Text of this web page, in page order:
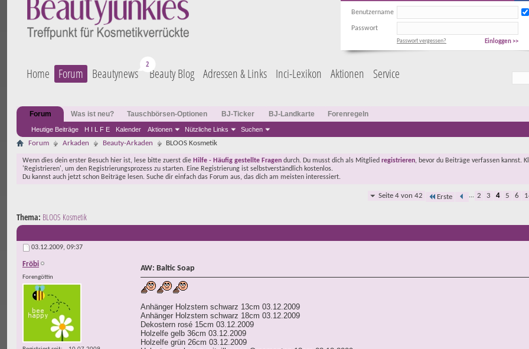
Benutzername
Passwort
Einloggen >>
Passwort vergessen?
Home Forum Beautynews Beauty Blog Adressen & Links Inci-Lexikon Aktionen Service
Forum
Heutige Beiträge H I L F E Kalender Aktionen Nützliche Links Suchen
Was ist neu? Tauschbörsen-Optionen BJ-Ticker BJ-Landkarte Forenregeln
Forum Arkaden Beauty-Arkaden BLOOS Kosmetik
Wenn dies dein erster Besuch hier ist, lese bitte zuerst die Hilfe - Häufig gestellte Fragen durch. Du musst dich als Mitglied registrieren, bevor du Beiträge verfassen kannst.
'Registrieren', um den Registrierungsprozess zu starten. Eine Registrierung ist selbstverständlich kostenlos.
Du kannst auch jetzt schon Beiträge lesen. Suche dir einfach das Forum aus, das dich am meisten interessiert.
Seite 4 von 42 Erste ... 2 3 4 5 6
Thema: BLOOS Kosmetik
03.12.2009, 09:37
Fröbi
Forengöttin
AW: Baltic Soap
Anhänger Holzstern schwarz 13cm 03.12.2009
Anhänger Holzstern schwarz 18cm 03.12.2009
Dekostern rosé 15cm 03.12.2009
Holzelfe gelb 36cm 03.12.2009
Holzelfe grün 26cm 03.12.2009